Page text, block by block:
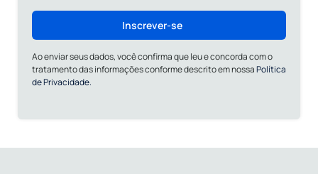
Inscrever-se
Ao enviar seus dados, você confirma que leu e concorda com o
tratamento das informações conforme descrito em nossaPolítica
de Privacidade.